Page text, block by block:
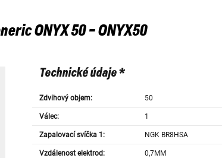
ONYX 50 - ONYX50
Technické údaje *
Zdvihový objem: 50
Válec: 1
Zapalovací svíčka 1: NGK BR8HSA
Vzdálenost elektrod: 0,7MM